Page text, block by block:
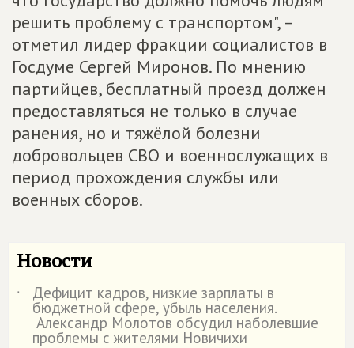
решить проблему с транспортом", –
отметил лидер фракции социалистов в
Госдуме Сергей Миронов. По мнению
партийцев, бесплатный проезд должен
предоставляться не только в случае
ранения, но и тяжёлой болезни
добровольцев СВО и военнослужащих в
период прохождения службы или
военных сборов.
Новости
˙ Дефицит кадров, низкие зарплаты в
бюджетной сфере, убыль населения.
Александр Молотов обсудил наболевшие
проблемы с жителями Новичихи